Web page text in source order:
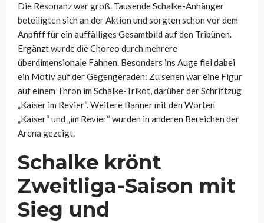
Die Resonanz war groß. Tausende Schalke-Anhänger
beteiligten sich an der Aktion und sorgten schon vor dem
Anpfiff für ein auffälliges Gesamtbild auf den Tribünen.
Ergänzt wurde die Choreo durch mehrere
überdimensionale Fahnen. Besonders ins Auge fiel dabei
ein Motiv auf der Gegengeraden: Zu sehen war eine Figur
auf einem Thron im Schalke-Trikot, darüber der Schriftzug
„Kaiser im Revier“. Weitere Banner mit den Worten
„Kaiser“ und „im Revier“ wurden in anderen Bereichen der
Arena gezeigt.
Schalke krönt
Zweitliga-Saison mit
Sieg und